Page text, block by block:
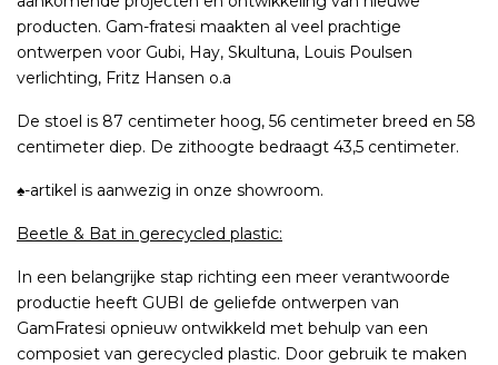
producten. Gam-fratesi maakten al veel prachtige
ontwerpen voor Gubi, Hay, Skultuna, Louis Poulsen
verlichting, Fritz Hansen o.a
De stoel is 87 centimeter hoog, 56 centimeter breed en 58
centimeter diep. De zithoogte bedraagt 43,5 centimeter.
♠-artikel is aanwezig in onze showroom.
Beetle & Bat in gerecycled plastic:
In een belangrijke stap richting een meer verantwoorde
productie heeft GUBI de geliefde ontwerpen van
GamFratesi opnieuw ontwikkeld met behulp van een
composiet van gerecycled plastic. Door gebruik te maken